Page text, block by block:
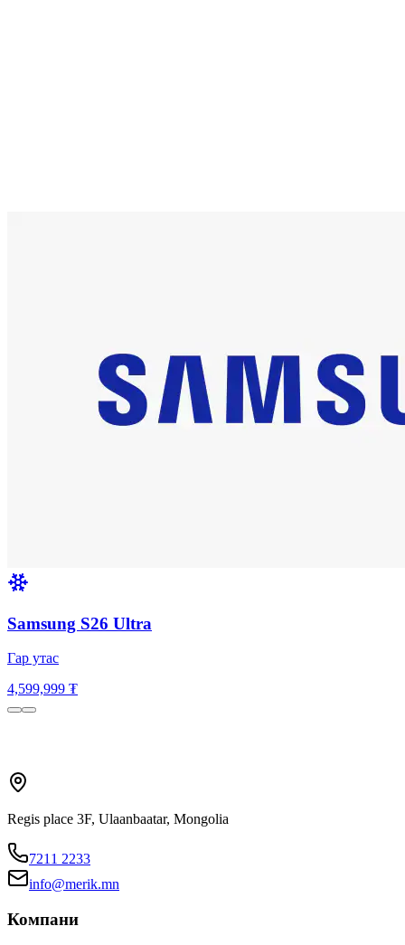
Samsung S26 Ultra
Гар утас
4,599,999 ₮
Regis place 3F, Ulaanbaatar, Mongolia
7211 2233
info@merik.mn
Компани